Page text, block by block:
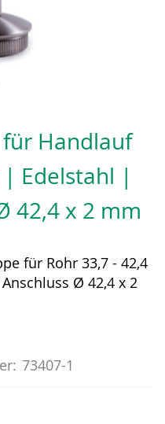
Handlauf
Edelstahl |
42,4 x 2 mm
für Rohr 33,7 - 42,4
Ø 42,4 x 2
73407-1